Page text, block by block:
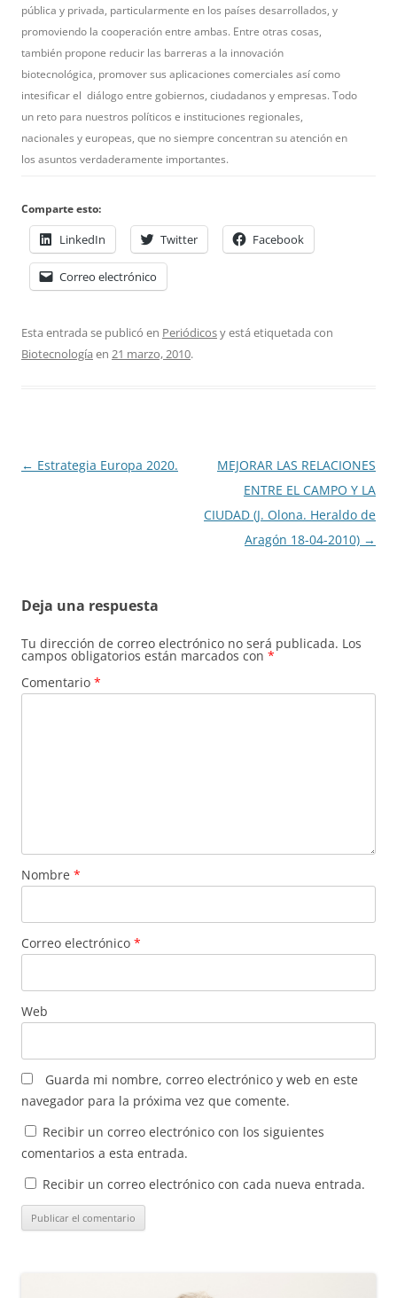
pública y privada, particularmente en los países desarrollados, y
promoviendo la cooperación entre ambas. Entre otras cosas,
también propone reducir las barreras a la innovación
biotecnológica, promover sus aplicaciones comerciales así como
intesificar el diálogo entre gobiernos, ciudadanos y empresas. Todo
un reto para nuestros políticos e instituciones regionales,
nacionales y europeas, que no siempre concentran su atención en
los asuntos verdaderamente importantes.
Comparte esto:
LinkedIn Twitter Facebook
Correo electrónico
Esta entrada se publicó en Periódicosy está etiquetada con
Biotecnología en 21 marzo, 2010.
Navegación
← Estrategia Europa 2020.
MEJORAR LAS RELACIONES
ENTRE EL CAMPO Y LA
CIUDAD (J. Olona. Heraldo de
Aragón 18-04-2010) →
Deja una respuesta
Tu dirección de correo electrónico no será publicada. Los
campos obligatorios están marcados con *
Comentario *
Nombre *
Correo electrónico *
Web
Guarda mi nombre, correo electrónico y web en este
navegador para la próxima vez que comente.
Recibir un correo electrónico con los siguientes
comentarios a esta entrada.
Recibir un correo electrónico con cada nueva entrada.